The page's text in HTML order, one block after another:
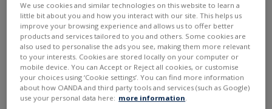
We use cookies and similar technologies on this website to learn a
little bit about you and how you interact with our site. This helps us
improve your browsing experience and allows us to offer better
products and services tailored to you and others. Some cookies are
also used to personalise the ads you see, making them more relevant
to your interests. Cookies are stored locally on your computer or
mobile device. You can Accept or Reject all cookies, or customise
your choices using ‘Cookie settings’. You can find more information
about how OANDA and third party tools and services (such as Google)
use your personal data here: more information.